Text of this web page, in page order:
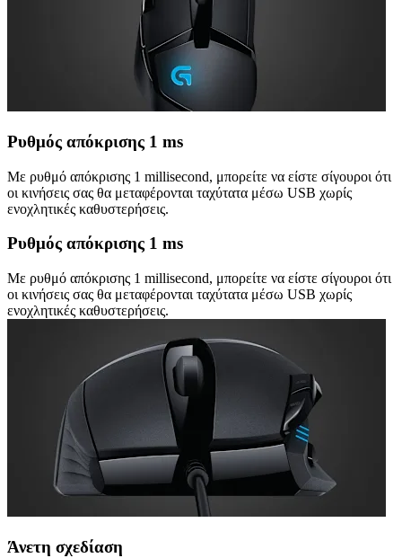
Ρυθμός απόκρισης 1 ms
Με ρυθμό απόκρισης 1 millisecond, μπορείτε να είστε σίγουροι ότι
οι κινήσεις σας θα μεταφέρονται ταχύτατα μέσω USB χωρίς
ενοχλητικές καθυστερήσεις.
Ρυθμός απόκρισης 1 ms
Με ρυθμό απόκρισης 1 millisecond, μπορείτε να είστε σίγουροι ότι
οι κινήσεις σας θα μεταφέρονται ταχύτατα μέσω USB χωρίς
ενοχλητικές καθυστερήσεις.
Άνετη σχεδίαση